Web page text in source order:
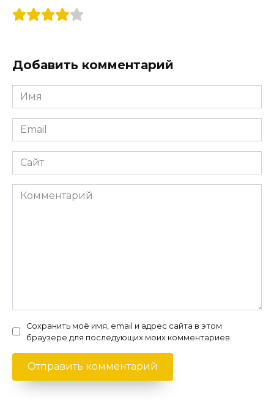
Добавить комментарий
Имя
*
Email
*
Сайт
Комментарий
Сохранить моё имя, email и адрес сайта в этом
браузере для последующих моих комментариев.